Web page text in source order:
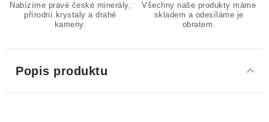
Nabízíme pravé české minerály,
přírodní krystaly a drahé
kameny.
Všechny naše produkty máme
skladem a odesíláme je
obratem.
Popis produktu